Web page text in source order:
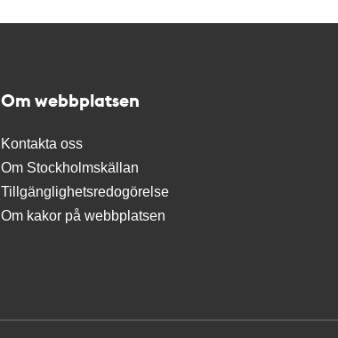
Om webbplatsen
Kontakta oss
Om Stockholmskällan
Tillgänglighetsredogörelse
Om kakor på webbplatsen